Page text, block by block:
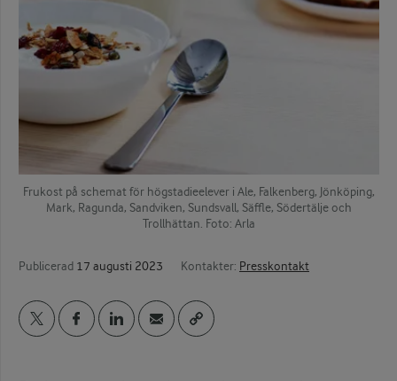
Frukost på schemat för högstadieelever i Ale, Falkenberg, Jönköping,
Mark, Ragunda, Sandviken, Sundsvall, Säffle, Södertälje och
Trollhättan. Foto: Arla
Publicerad 17 augusti 2023 Kontakter: Presskontakt